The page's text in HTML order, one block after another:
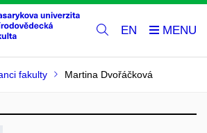
EN
fakulty Martina Dvořáčková